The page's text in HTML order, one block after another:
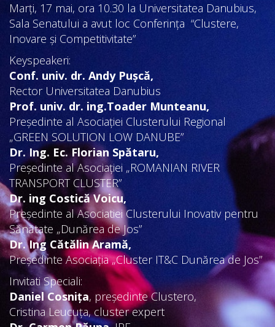
Marţi, 17 mai, ora 10.30 la Universitatea Danubius,
Sala Senatului a avut loc Conferința “Clustere,
Inovare și Competitivitate”
Keyspeakeri:
Conf. univ. dr. Andy Pușcă,
Rector Universitatea Danubius
Prof. univ. dr. ing.Toader Munteanu,
Președinte al Asociației Clusterului Regional
„GREEN SOLUTION LOW DANUBE”
Dr. Ing. Ec. Florian Spătaru,
Președinte al Asociației „ROMANIAN RIVER
TRANSPORT CLUSTER”
Dr. ing Costică Voicu,
Președinte al Asociatiei Clusterului Inovativ pentru
Sănătate „Dunărea de Jos”
Dr. Ing Cătălin Aramă,
Președinte Asociația „Cluster IT&C Dunărea de Jos”
Invitati Speciali:
Daniel Cosnița, președinte Clustero,
Cristina Leucuța, cluster expert